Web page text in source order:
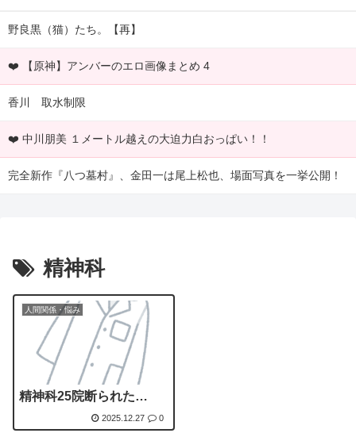
野良黒（猫）たち。【再】
❤️ 【原神】アンバーのエロ画像まとめ 4
香川 取水制限
❤️ 中川朋美 １メートル越えの大迫力白おっぱい！！
完全新作『八つ墓村』、金田一は尾上松也、場面写真を一挙公開！
精神科
人間関係・悩み
精神科25院断られた…
2025.12.27 0